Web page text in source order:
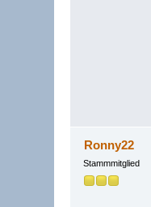
Ronny22
Stammmitglied